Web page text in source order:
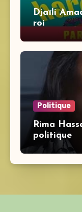
Djaïli
roi
Politique
Rima
politique